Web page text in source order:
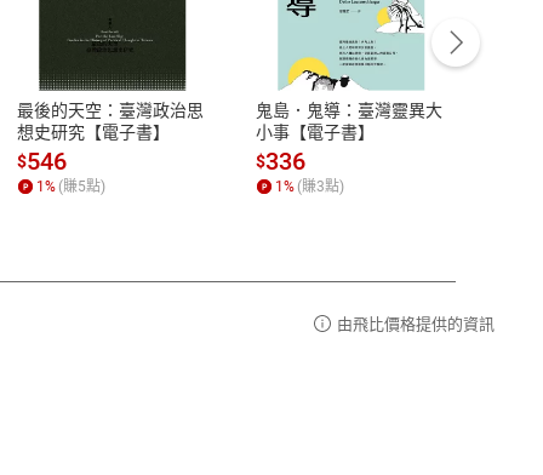
性
參
服務時間：週一到週五 10:00-12:00、
13:00-17:00 (國定假日及例假日休息)
客服電話：0080-1857077
最後的天空：臺灣政治思
想史研究【電子書】
$546
1% (賺5點)
鬼島．鬼導：臺灣靈異大
小事【電子書】
$336
1% (賺3點)
由飛比價格提供的資訊